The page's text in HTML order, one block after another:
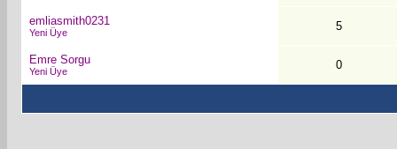
emliasmith0231
Yeni Üye 5
Emre Sorgu
Yeni Üye 0